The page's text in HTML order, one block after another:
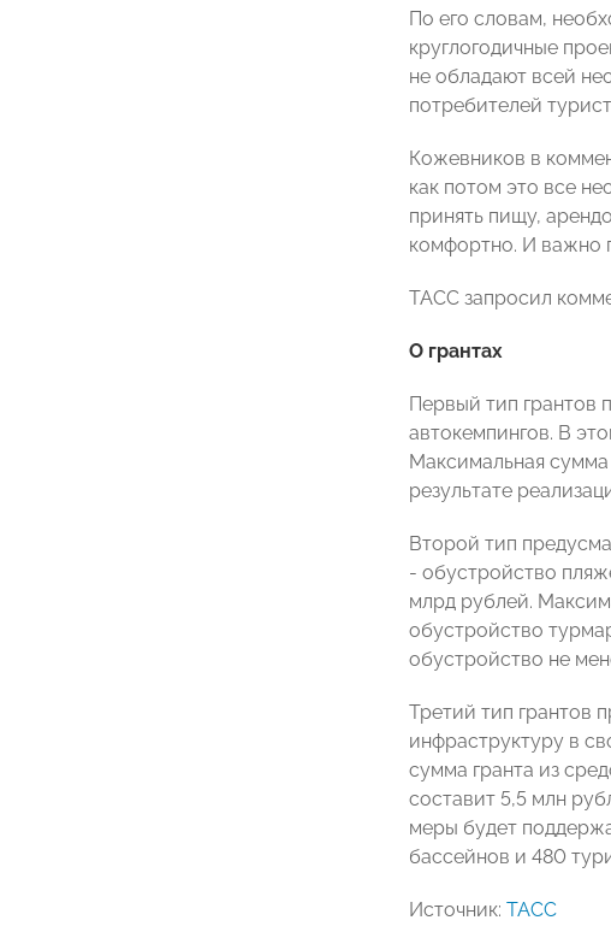
По его словам,
круглогодичные
не обладают всей
потребителей
Кожевников в
как потом это все
принять пищу,
комфортно. И важно
ТАСС запросил
О грантах
Первый тип грантов
автокемпингов. В
Максимальная сумма
результате
Второй тип
- обустройство
млрд рублей.
обустройство
обустройство не
Третий тип грантов
инфраструктуру в
сумма гранта из
составит 5,5 млн
меры будет
бассейнов и 480
Источник: ТАСС